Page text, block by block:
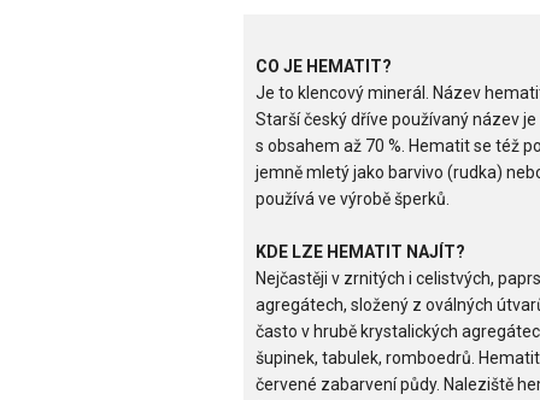
CO JE HEMATIT?
Je to klencový minerál. Název
Starší český dříve používaný název
s obsahem až 70 %. Hematit se též
jemně mletý jako barvivo (rudka)
používá ve výrobě šperků.
KDE LZE HEMATIT NAJÍT?
Nejčastěji v zrnitých i celistvých,
agregátech, složený z oválných
často v hrubě krystalických
šupinek, tabulek, romboedrů.
červené zabarvení půdy. Naleziště